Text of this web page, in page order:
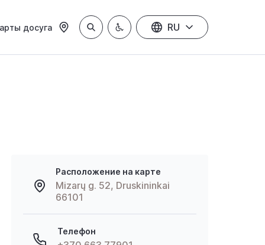
досуга RU
Расположение на карте
Mizarų g. 52, Druskininkai
66101
Телефон